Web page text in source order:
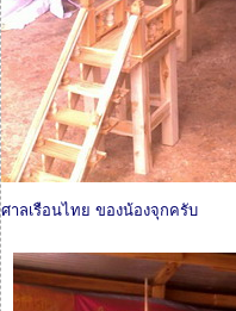
ศาลเรือนไทย ของน้องจุกครับ